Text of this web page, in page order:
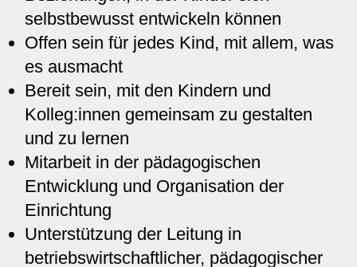
selbstbewusst entwickeln können
Offen sein für jedes Kind, mit allem, was
es ausmacht
Bereit sein, mit den Kindern und
Kolleg:innen gemeinsam zu gestalten
und zu lernen
Mitarbeit in der pädagogischen
Entwicklung und Organisation der
Einrichtung
Unterstützung der Leitung in
betriebswirtschaftlicher, pädagogischer